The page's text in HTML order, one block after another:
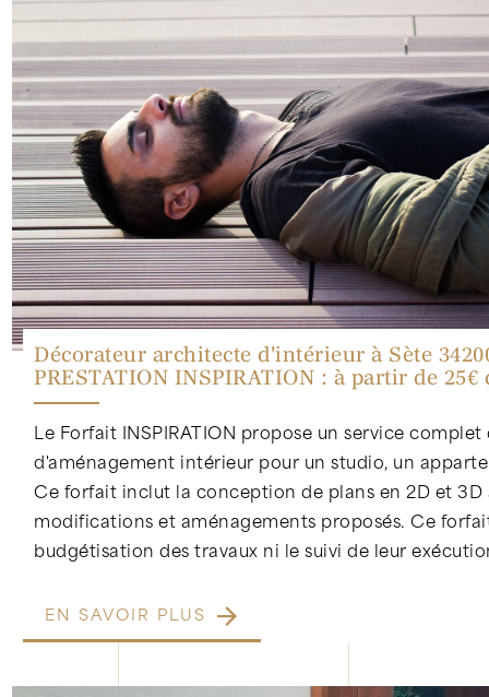
Décorateur architecte d'intérieur à Sète
PRESTATION INSPIRATION : à partir de 25€
Le Forfait INSPIRATION propose un service
d'aménagement intérieur pour un studio, un
Ce forfait inclut la conception de plans en 2D et 3D
modifications et aménagements proposés. Ce
budgétisation des travaux ni le suivi de leur
EN SAVOIR PLUS